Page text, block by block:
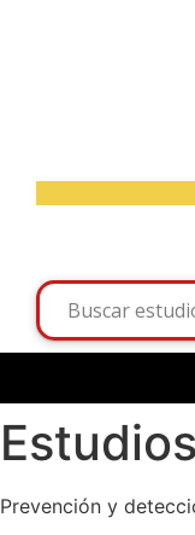
Prevención y